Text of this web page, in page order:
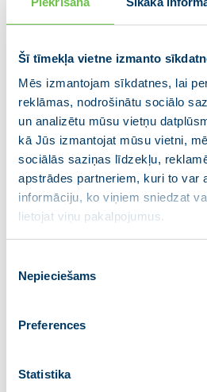
Šī tīmekļa vietne izmanto
Mēs izmantojam sīkdatnes, lai
reklāmas, nodrošinātu sociālo
un analizētu mūsu vietņu
kā Jūs izmantojat mūsu vietni,
sociālās saziņas līdzekļu,
apstrādes partneriem, kuri to var
informāciju, ko viņiem sniedzat
lietojat viņu pakalpojumus.
izvēle
Nepieciešams
Preferences
Statistika
iespējas piesaistīt atbilstošus
Pilotprojekts par pacientu
parādīja, ka jau šobrīd ir
neatliekamo medicīnisko
personāla trūkuma dēļ.
analizēts NMPD brigāžu
brigāžu tīkla paplašināšana.
vienotus kritērijus pacientu
samazinātu nepamatotu
aprūpes efektivitāti.
Būtiska sastāvdaļa būs
veselības aprūpes kvalitātes
ieviešana, kas ļaus objektīvi
un sasaistīt to ar finansējumu.
Sabiedrības novecošanās un
samazinājums prasa pielāgot